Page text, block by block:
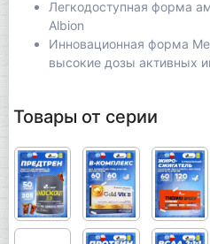
Легкодоступная форма
Albion
Инновационная форма
высокие дозы активных
Товары от серии